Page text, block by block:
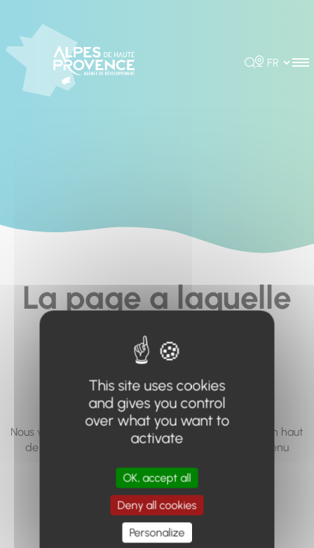
Rechercher
Choisir la
La page a laquelle
vous cherchez à
accéder n'existe
pas... ou plus.
Nous vous invitons à utiliser le moteur de recherche en haut
de page, ou à utiliser le menu pour trouver le contenu
Retour à l'accueil
This site uses cookies
and gives you control
over what you want to
activate
OK, accept all
Deny all cookies
Personalize